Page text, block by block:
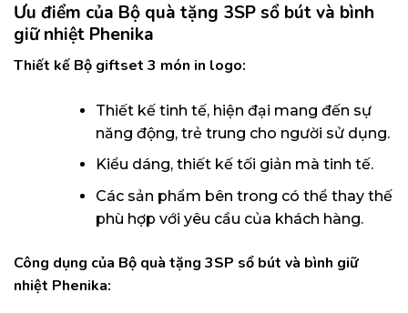
Ưu điểm của Bộ quà tặng 3SP sổ bút và bình
giữ nhiệt Phenika
Thiết kế Bộ giftset 3 món in logo:
Thiết kế tinh tế, hiện đại mang đến sự
năng động, trẻ trung cho người sử dụng.
Kiểu dáng, thiết kế tối giản mà tinh tế.
Các sản phẩm bên trong có thể thay thế
phù hợp với yêu cầu của khách hàng.
Công dụng của Bộ quà tặng 3SP sổ bút và bình giữ
nhiệt Phenika: